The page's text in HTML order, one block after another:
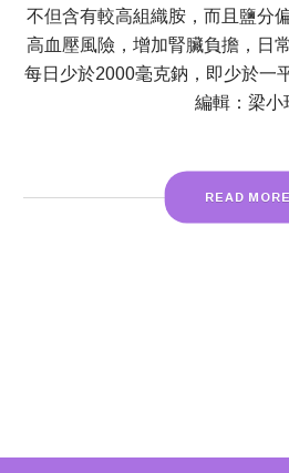
不但含有較高組織胺，而且鹽分
高血壓風險，增加腎臟負擔，日
每日少於2000毫克鈉，即少於一
編輯：梁小
READ MORE